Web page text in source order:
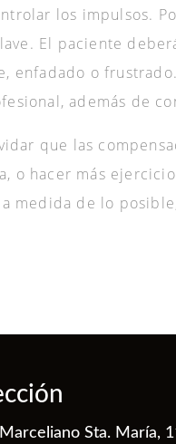
los impulsos.
El paciente
enfadado o
además de
que las
o hacer más
medida de lo
Sta. María,